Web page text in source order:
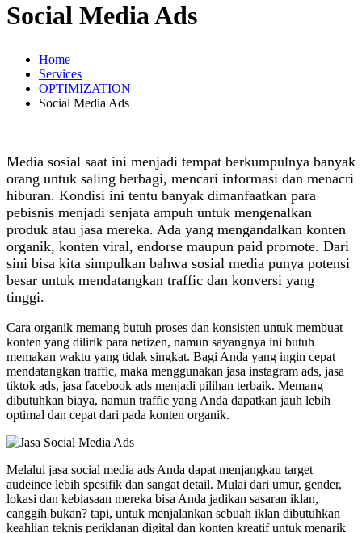
Social Media Ads
Home
Services
OPTIMIZATION
Social Media Ads
Media sosial saat ini menjadi tempat berkumpulnya banyak
orang untuk saling berbagi, mencari informasi dan menacri
hiburan. Kondisi ini tentu banyak dimanfaatkan para
pebisnis menjadi senjata ampuh untuk mengenalkan
produk atau jasa mereka. Ada yang mengandalkan konten
organik, konten viral, endorse maupun paid promote. Dari
sini bisa kita simpulkan bahwa sosial media punya potensi
besar untuk mendatangkan traffic dan konversi yang
tinggi.
Cara organik memang butuh proses dan konsisten untuk membuat
konten yang dilirik para netizen, namun sayangnya ini butuh
memakan waktu yang tidak singkat. Bagi Anda yang ingin cepat
mendatangkan traffic, maka menggunakan jasa instagram ads, jasa
tiktok ads, jasa facebook ads menjadi pilihan terbaik. Memang
dibutuhkan biaya, namun traffic yang Anda dapatkan jauh lebih
optimal dan cepat dari pada konten organik.
Melalui jasa social media ads Anda dapat menjangkau target
audeince lebih spesifik dan sangat detail. Mulai dari umur, gender,
lokasi dan kebiasaan mereka bisa Anda jadikan sasaran iklan,
canggih bukan? tapi, untuk menjalankan sebuah iklan dibutuhkan
keahlian teknis periklanan digital dan konten kreatif untuk menarik